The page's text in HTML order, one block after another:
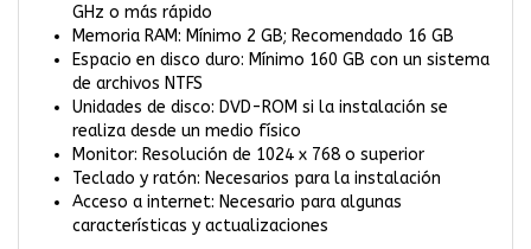
GHz o más rápido
Memoria RAM: Mínimo 2 GB; Recomendado 16 GB
Espacio en disco duro: Mínimo 160 GB con un sistema
de archivos NTFS
Unidades de disco: DVD-ROM si la instalación se
realiza desde un medio físico
Monitor: Resolución de 1024 x 768 o superior
Teclado y ratón: Necesarios para la instalación
Acceso a internet: Necesario para algunas
características y actualizaciones